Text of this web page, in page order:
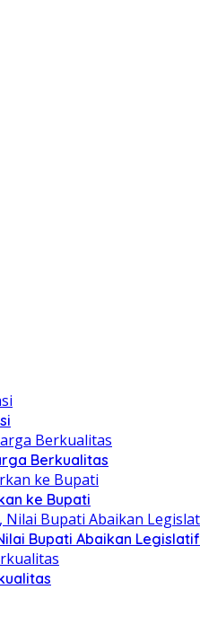
Berkualitas
ke Bupati
Bupati Abaikan Legislatif